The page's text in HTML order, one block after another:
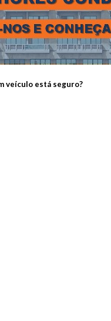
veículo está seguro?